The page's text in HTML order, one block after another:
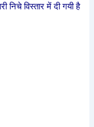
निचे विस्तार में दी गयी है